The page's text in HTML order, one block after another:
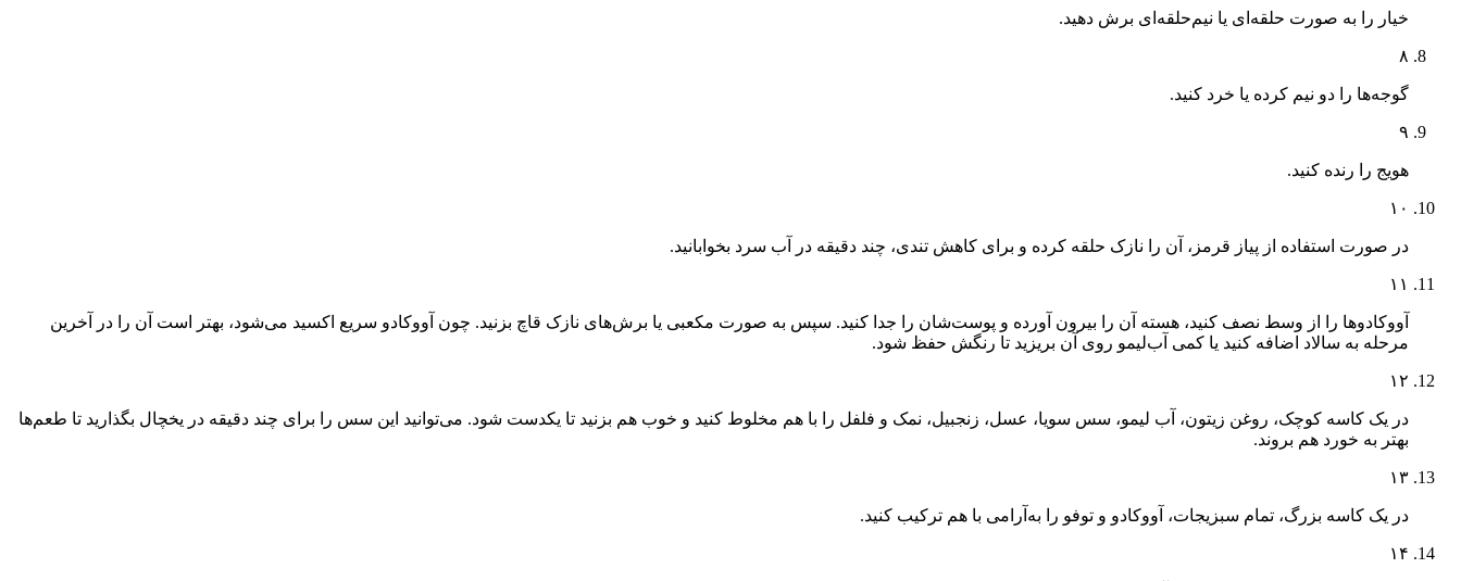
خیار را به صورت حلقه‌ای یا نیم‌حلقه‌ای برش دهید.
۸
گوجه‌ها را دو نیم کرده یا خرد کنید.
۹
هویج را رنده کنید.
۱۰
در صورت استفاده از پیاز قرمز، آن را نازک حلقه کرده و برای کاهش تندی، چند دقیقه در آب سرد بخوابانید.
۱۱
آووکادوها را از وسط نصف کنید، هسته آن را بیرون آورده و پوست‌شان را جدا کنید. سپس به صورت مکعبی یا برش‌های نازک قاچ بزنید. چون آووکادو سریع اکسید می‌شود، بهتر است آن را در آخرین
مرحله به سالاد اضافه کنید یا کمی آب‌لیمو روی آن بریزید تا رنگش حفظ شود.
۱۲
در یک کاسه کوچک، روغن زیتون، آب لیمو، سس سویا، عسل، زنجبیل، نمک و فلفل را با هم مخلوط کنید و خوب هم بزنید تا یکدست شود. می‌توانید این سس را برای چند دقیقه در یخچال بگذارید تا طعم‌ها
بهتر به خورد هم بروند.
۱۳
در یک کاسه بزرگ، تمام سبزیجات، آووکادو و توفو را به‌آرامی با هم ترکیب کنید.
۱۴